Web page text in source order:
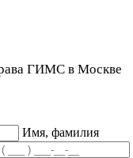
ГИМС в Москве
Имя, фамилия